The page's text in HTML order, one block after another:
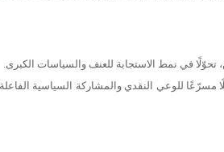
في نمط الاستجابة للعنف والسياسات الكبرى.
مسرّعًا للوعي النقدي والمشاركة السياسية